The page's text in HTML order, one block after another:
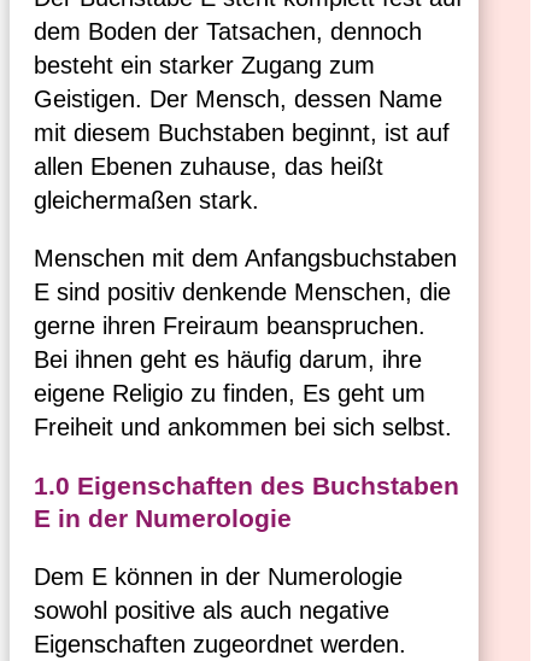
dem Boden der Tatsachen, dennoch
besteht ein starker Zugang zum
Geistigen. Der Mensch, dessen Name
mit diesem Buchstaben beginnt, ist auf
allen Ebenen zuhause, das heißt
gleichermaßen stark.
Menschen mit dem Anfangsbuchstaben
E sind positiv denkende Menschen, die
gerne ihren Freiraum beanspruchen.
Bei ihnen geht es häufig darum, ihre
eigene Religio zu finden, Es geht um
Freiheit und ankommen bei sich selbst.
1.0 Eigenschaften des Buchstaben
E in der Numerologie
Dem E können in der Numerologie
sowohl positive als auch negative
Eigenschaften zugeordnet werden.